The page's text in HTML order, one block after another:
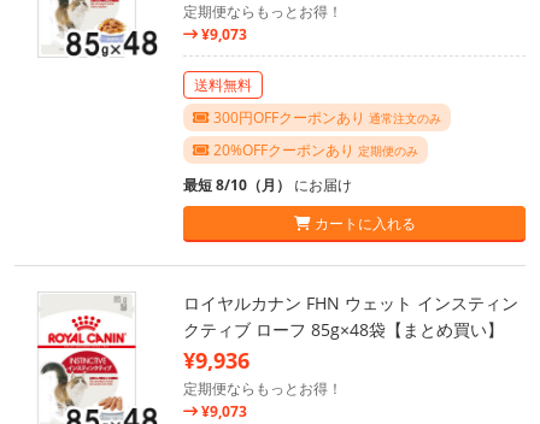
定期便ならもっとお得！
¥9,073
送料無料
300円OFFクーポンあり 通常注文のみ
20%OFFクーポンあり 定期便のみ
最短 8/10（月） にお届け
カートに入れる
ロイヤルカナン FHN ウェット インスティン
クティブ ローフ 85g×48袋【まとめ買い】
¥9,936
定期便ならもっとお得！
¥9,073